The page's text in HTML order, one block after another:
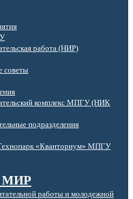
работа (НИР)
советы
комплекс МПГУ (НИК
подразделения
«Кванториум» МПГУ
МИР
работы и молодежной